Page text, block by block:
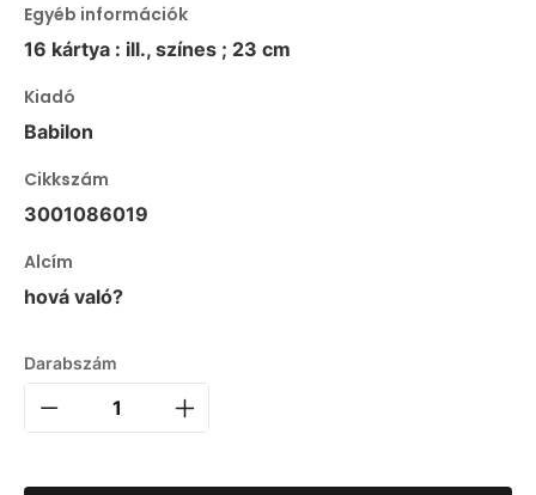
Egyéb információk
16 kártya : ill., színes ; 23 cm
Kiadó
Babilon
Cikkszám
3001086019
Alcím
hová való?
Darabszám